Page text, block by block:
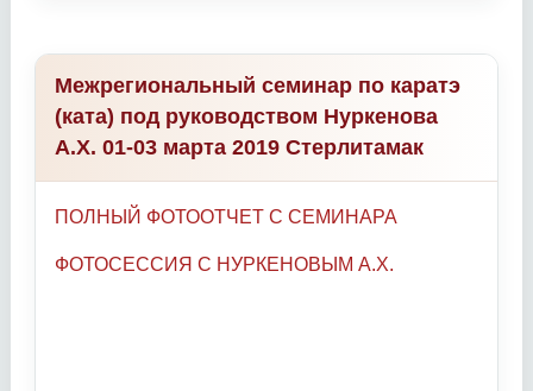
Межрегиональный семинар по каратэ
(ката) под руководством Нуркенова
А.Х. 01-03 марта 2019 Стерлитамак
ПОЛНЫЙ ФОТООТЧЕТ С СЕМИНАРА
ФОТОСЕССИЯ С НУРКЕНОВЫМ А.Х.